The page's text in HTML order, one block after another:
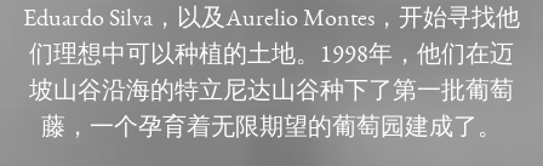
Eduardo Silva，以及Aurelio Montes，开始寻找他
们理想中可以种植的土地。1998年，他们在迈
坡山谷沿海的特立尼达山谷种下了第一批葡萄
藤，一个孕育着无限期望的葡萄园建成了。